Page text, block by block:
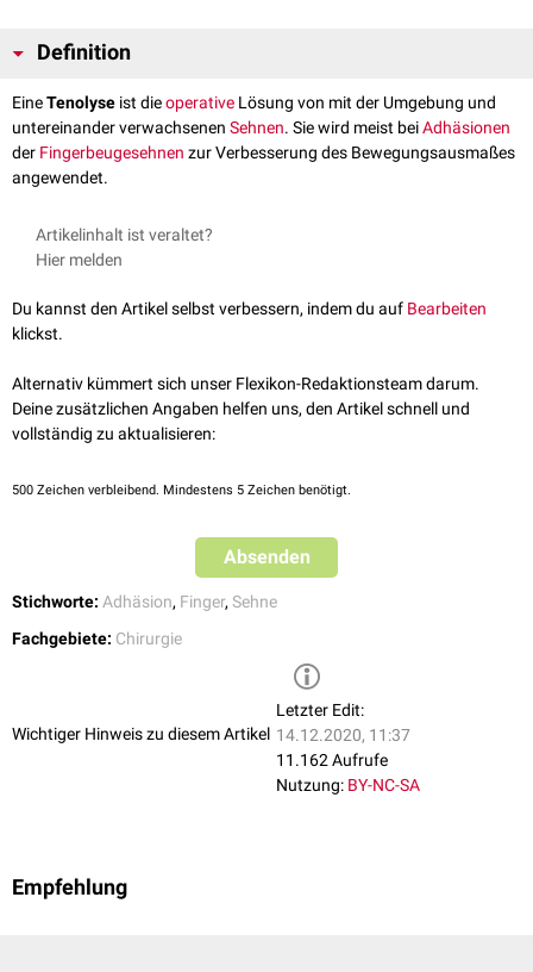
Definition
EineTenolyse ist dieoperative Lösung von mit der Umgebung und
untereinander verwachsenen Sehnen. Sie wird meist beiAdhäsionen
der Fingerbeugesehnen zur Verbesserung des Bewegungsausmaßes
angewendet.
Artikelinhalt ist veraltet?
Hier melden
Du kannst den Artikel selbst verbessern, indem du auf Bearbeiten
klickst.
Alternativ kümmert sich unser Flexikon-Redaktionsteam darum.
Deine zusätzlichen Angaben helfen uns, den Artikel schnell und
vollständig zu aktualisieren:
500 Zeichen verbleibend. Mindestens 5 Zeichen benötigt.
Absenden
Stichworte: Adhäsion, Finger, Sehne
Fachgebiete: Chirurgie
Wichtiger Hinweis zu diesem Artikel
Letzter Edit:
14.12.2020, 11:37
11.162 Aufrufe
Nutzung: BY-NC-SA
Empfehlung